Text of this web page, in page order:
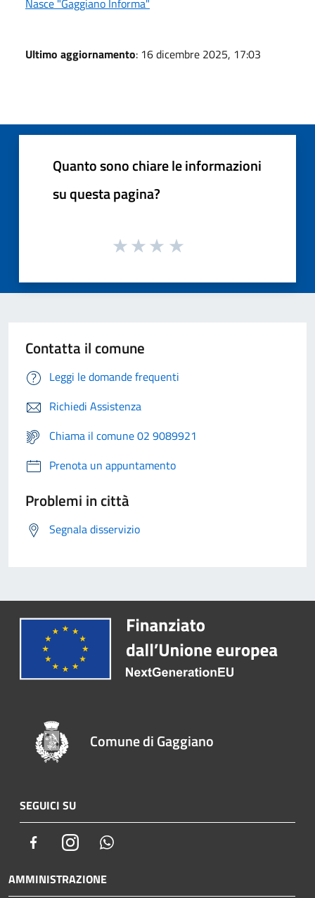
Ultimo aggiornamento: 16 dicembre 2025, 17:03
Quanto sono chiare le informazioni
su questa pagina?
Contatta il comune
Leggi le domande frequenti
Richiedi Assistenza
Chiama il comune 02 9089921
Prenota un appuntamento
Problemi in città
Segnala disservizio
Comune di Gaggiano
SEGUICI SU
FacebookInstagram
AMMINISTRAZIONE